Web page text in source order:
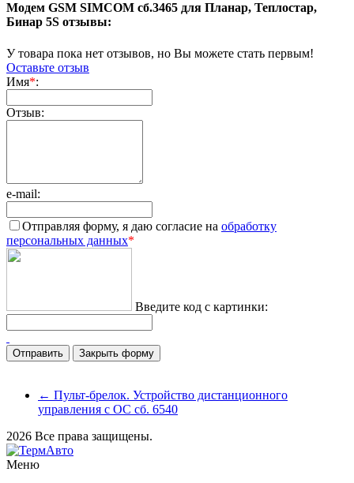
Модем GSM SIMCOM сб.3465 для Планар, Теплостар,
Бинар 5S отзывы:
У товара пока нет отзывов, но Вы можете стать первым!
Оставьте отзыв
Имя*:
Отзыв:
e-mail:
Отправляя форму, я даю согласие на обработку
персональных данных*
Введите код с картинки:
Закрыть форму
← Пульт-брелок. Устройство дистанционного
управления с ОС сб. 6540
2026 Все права защищены.
Меню